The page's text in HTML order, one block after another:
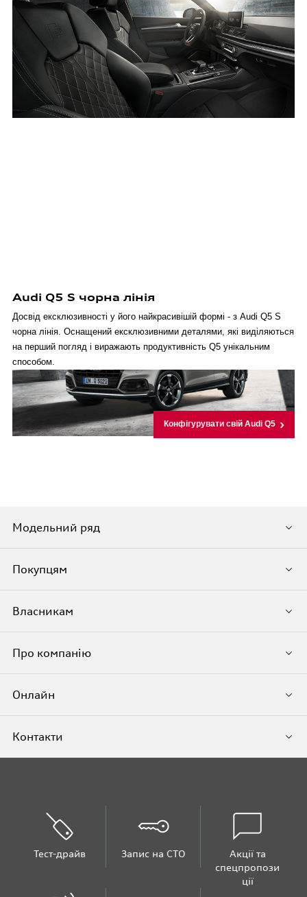
Audi Q5 S чорна лінія
Досвід ексклюзивності у його найкрасивішій формі - з Audi Q5 S
чорна лінія. Оснащений ексклюзивними деталями, які виділяються
на перший погляд і виражають продуктивність Q5 унікальним
способом.
Конфігурувати свій Audi Q5
Модельний ряд
Покупцям
Власникам
Про компанію
Онлайн
Контакти
Тест-драйв Запис на СТО
Акції та
спецпропози
ції